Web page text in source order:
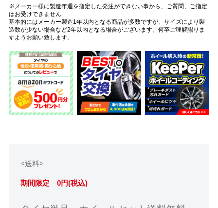
※メーカー様に製造年週を指定した発注ができない事から、ご質問、ご指定
はお受けできません
基本的にはメーカー製造1年以内となる商品が多数ですが、サイズにより製
造数が少ない場合など2年以内となる場合がございます。何卒ご理解賜りま
すようお願い致します。
<送料>
期間限定 0円(税込)